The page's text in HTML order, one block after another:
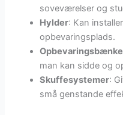
soveværelser og
Hylder: Kan
opbevaringsplads.
Opbevaringsbænke
man kan sidde og
Skuffesystemer:
små genstande